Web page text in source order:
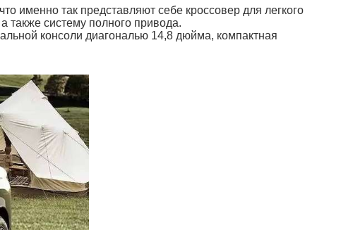
именно так представляют себе кроссовер для легкого
также систему полного привода.
консоли диагональю 14,8 дюйма, компактная